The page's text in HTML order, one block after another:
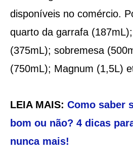
disponíveis no comércio.
quarto da garrafa
(375mL); sobremesa
(750mL); Magnum (1,5L)
LEIA MAIS: Como saber
bom ou não? 4 dicas
nunca mais!